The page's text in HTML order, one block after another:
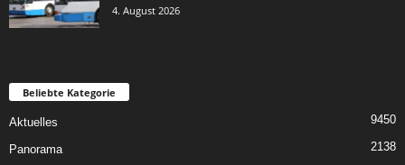
4. August 2026
Beliebte Kategorie
Aktuelles 9450
Panorama 2138